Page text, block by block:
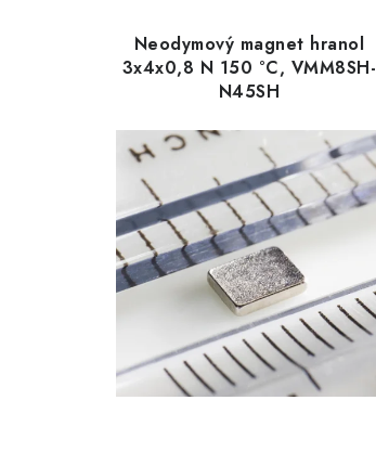
Neodymový magnet hranol
3x4x0,8 N 150 °C, VMM8SH-
N45SH